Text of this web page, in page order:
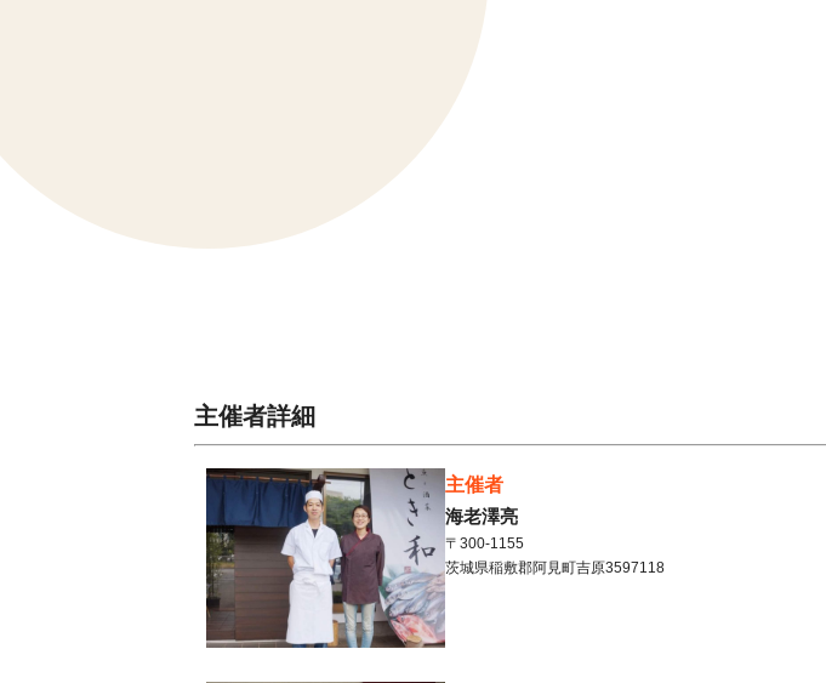
主催者詳細
主催者
海老澤亮
〒300-1155
茨城県稲敷郡阿見町吉原3597118